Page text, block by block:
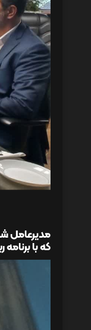
مدیرعامل
که با